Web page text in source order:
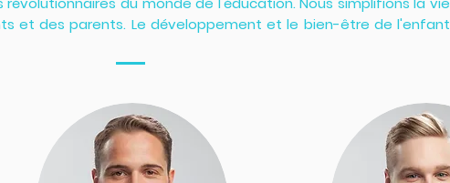
et des parents. Le développement et le bien-être de l'enfant